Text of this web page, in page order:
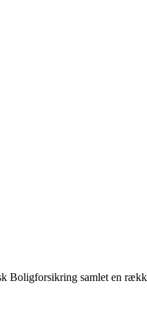
Boligforsikring samlet en